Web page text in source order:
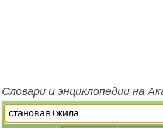
Словари и энциклопедии на